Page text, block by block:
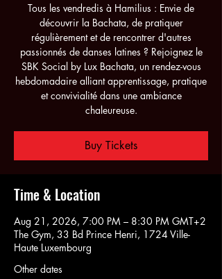
Tous les vendredis à Hamilius : Envie de
découvrir la Bachata, de pratiquer
régulièrement et de rencontrer d'autres
passionnés de danses latines ? Rejoignez le
SBK Social by Lux Bachata, un rendez-vous
hebdomadaire alliant apprentissage, pratique
et convivialité dans une ambiance
chaleureuse.
Buy Tickets
Time & Location
Aug 21, 2026, 7:00 PM – 8:30 PM GMT+2
The Gym, 33 Bd Prince Henri, 1724 Ville-
Haute Luxembourg
Other dates